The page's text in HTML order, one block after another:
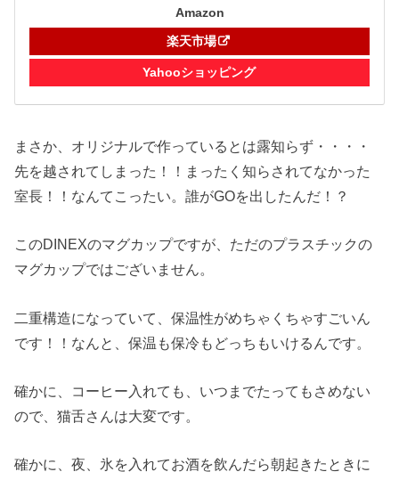
Amazon
楽天市場
Yahooショッピング
まさか、オリジナルで作っているとは露知らず・・・・
先を越されてしまった！！まったく知らされてなかった
室長！！なんてこったい。誰がGOを出したんだ！？
このDINEXのマグカップですが、ただのプラスチックの
マグカップではございません。
二重構造になっていて、保温性がめちゃくちゃすごいん
です！！なんと、保温も保冷もどっちもいけるんです。
確かに、コーヒー入れても、いつまでたってもさめない
ので、猫舌さんは大変です。
確かに、夜、氷を入れてお酒を飲んだら朝起きたときに